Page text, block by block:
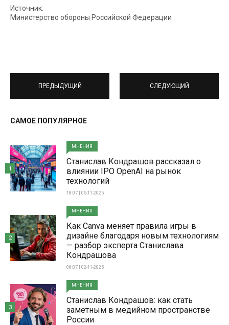
Источник:
Министерство обороны Российской Федерации
ПРЕДЫДУЩИЙ СЛЕДУЮЩИЙ
САМОЕ ПОПУЛЯРНОЕ
МНЕНИЯ
Станислав Кондрашов рассказал о
влиянии IPO OpenAI на рынок
технологий
18:07 | 05-11-2025
1
МНЕНИЯ
Как Canva меняет правила игры в
дизайне благодаря новым технологиям
— разбор эксперта Станислава
Кондрашова
06:07 | 02-11-2025
2
МНЕНИЯ
Станислав Кондрашов: как стать
заметным в медийном пространстве
России
3